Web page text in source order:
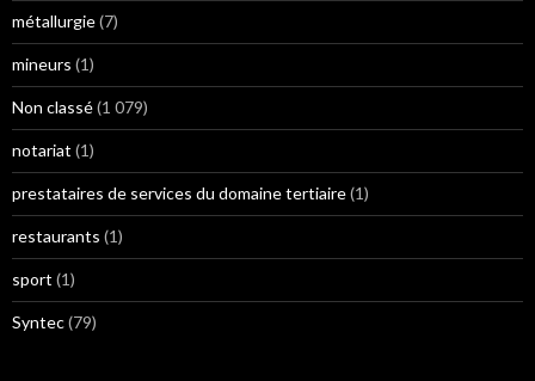
métallurgie(7)
mineurs (1)
Non classé(1 079)
notariat (1)
prestataires de services du domaine tertiaire(1)
restaurants (1)
sport (1)
Syntec(79)